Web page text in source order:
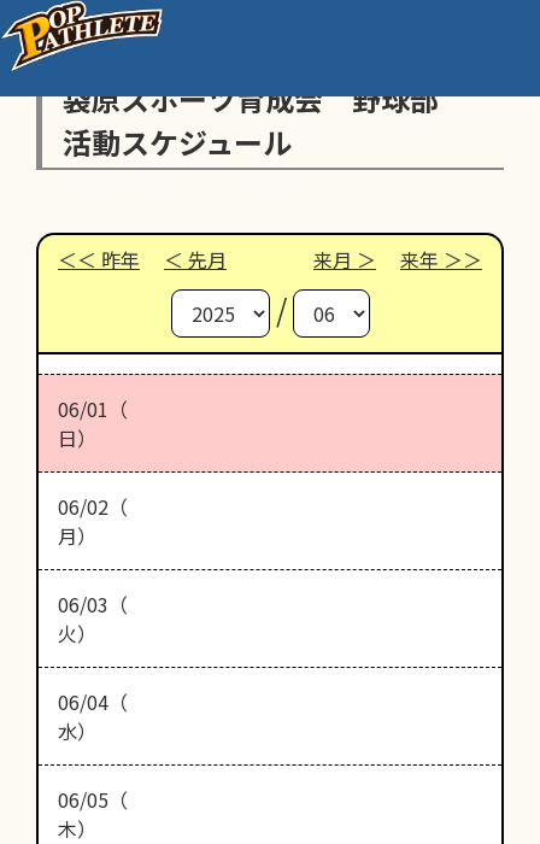
袋原スポーツ育成会 野球部
活動スケジュール
昨年 先月 来月 来年
/
06/01（
日）
06/02（
月）
06/03（
火）
06/04（
水）
06/05（
木）